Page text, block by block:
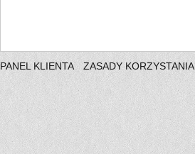
PANEL KLIENTA ZASADY KORZYSTANIA